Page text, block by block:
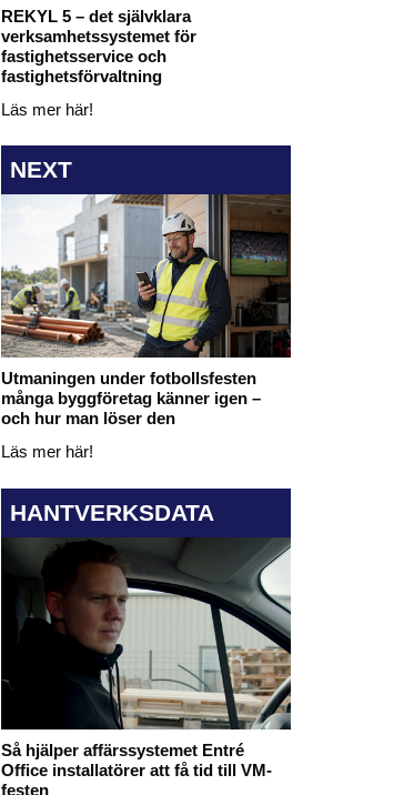
REKYL 5 – det självklara
verksamhetssystemet för
fastighetsservice och
fastighetsförvaltning
Läs mer här!
NEXT
Utmaningen under fotbollsfesten
många byggföretag känner igen –
och hur man löser den
Läs mer här!
HANTVERKSDATA
Så hjälper affärssystemet Entré
Office installatörer att få tid till VM-
festen